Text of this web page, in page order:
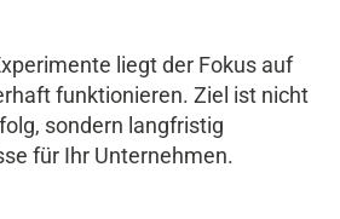
liegt der Fokus auf
funktionieren. Ziel ist nicht
sondern langfristig
für Ihr Unternehmen.